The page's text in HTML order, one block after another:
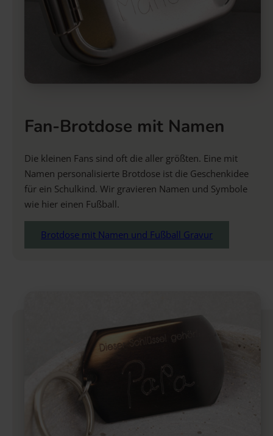
Fan-Brotdose mit Namen
Die kleinen Fans sind oft die aller größten. Eine mit
Namen personalisierte Brotdose ist die Geschenkidee
für ein Schulkind. Wir gravieren Namen und Symbole
wie hier einen Fußball.
Brotdose mit Namen und Fußball Gravur